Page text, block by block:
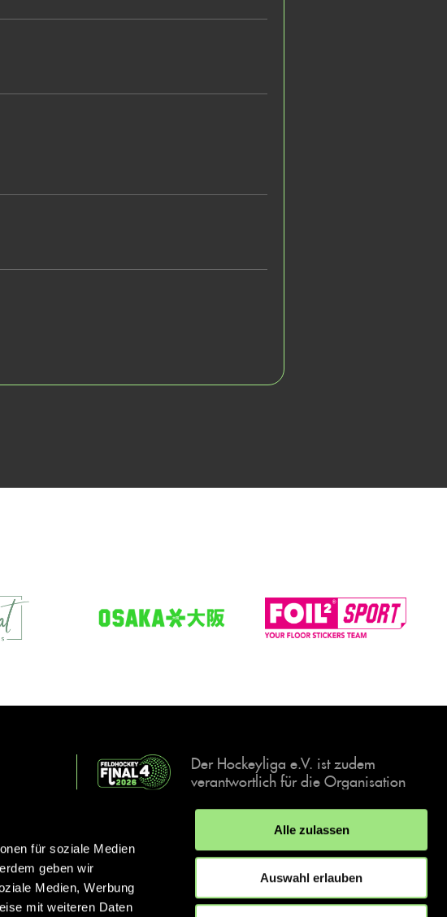
für soziale Medien
geben wir
Medien, Werbung
mit weiteren Daten
Alle zulassen
Auswahl erlauben
Der Hockeyliga e.V. ist zudem
verantwortlich für die Organisation
Events, der deutschen Hockey-
Meisterschaften.